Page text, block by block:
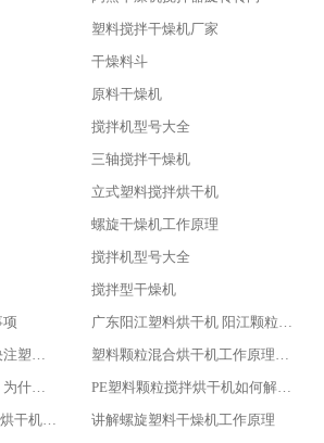
塑料搅拌干燥机厂家
干燥料斗
原料干燥机
搅拌机型号大全
三轴搅拌干燥机
立式塑料搅拌烘干机
螺旋干燥机工作原理
搅拌机型号大全
搅拌型干燥机
广东阳江塑料烘干机 阳江颗粒烘干机 阳江加热干燥机供应商
立式塑料搅拌烘干机解决注塑成型塑料材料烘干问题
塑料颗粒混合烘干机工作原理介绍及功能
同样是塑料炒料烘干机，为什么你的烘干效果就是不好呢？
PE塑料颗粒搅拌烘干机如何解决防腐蚀的问题？
广东塑料烘干机 3吨塑料烘干机用途及特点介绍
讲解螺旋塑料干燥机工作原理